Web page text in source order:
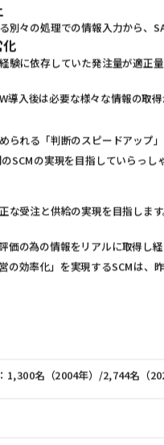
々の処理での情報入力から、
化
に依存していた発注量が適正量
入後は必要な様々な情報の
れる「判断のスピードアッ
の実現を目指していらっしゃ
受注と供給の実現を目指します
の為の情報をリアルに取得し経
効率化」を実現するSCMは
名（2004年）/2,744名（